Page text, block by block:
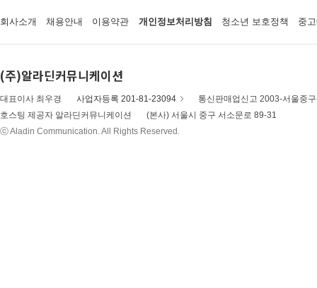
회사소개 채용안내 이용약관 개인정보처리방침 청소년 보호정책 중
(주)알라딘커뮤니케이션
대표이사 최우경 사업자등록 201-81-23094
통신판매업신고 2003-서울중
호스팅 제공자 알라딘커뮤니케이션
(본사) 서울시 중구 서소문로 89-31
ⓒ Aladin Communication. All Rights Reserved.